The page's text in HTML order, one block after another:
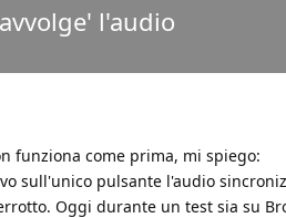
l'audio
funziona come prima, mi spiego:
sull'unico pulsante l'audio
Oggi durante un test sia su